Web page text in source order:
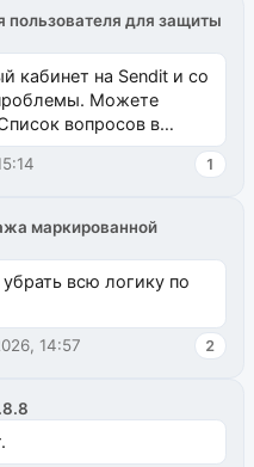
пользователя для защиты
кабинет на Sendit и со
Можете
вопросов в
пока пуст, и,...
1
маркированной
всю логику по
14:57 2